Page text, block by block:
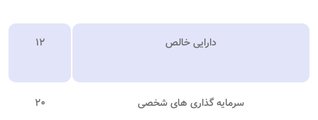
دارایی خالص ۱۲
سرمایه گذاری های شخصی ۲۰